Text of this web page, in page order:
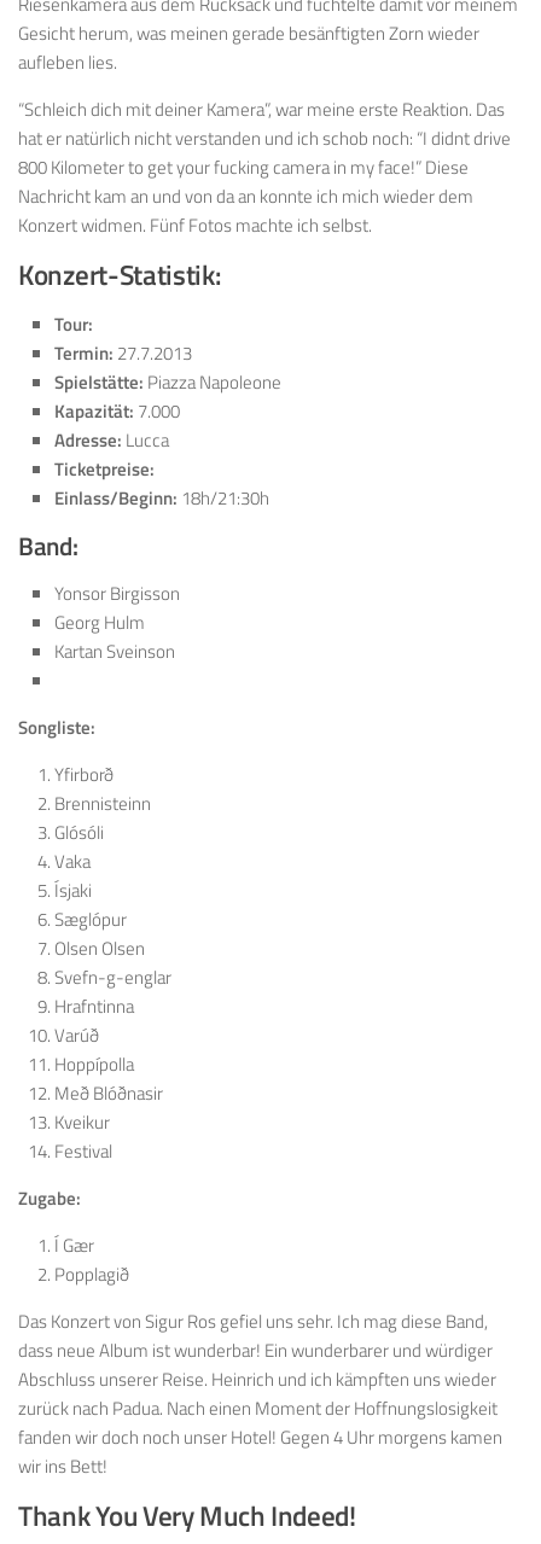
Gesicht herum, was meinen gerade besänftigten Zorn wieder
aufleben lies.
“Schleich dich mit deiner Kamera”, war meine erste Reaktion. Das
hat er natürlich nicht verstanden und ich schob noch: “I didnt drive
800 Kilometer to get your fucking camera in my face!” Diese
Nachricht kam an und von da an konnte ich mich wieder dem
Konzert widmen. Fünf Fotos machte ich selbst.
Konzert-Statistik:
Tour:
Termin: 27.7.2013
Spielstätte: Piazza Napoleone
Kapazität: 7.000
Adresse: Lucca
Ticketpreise:
Einlass/Beginn: 18h/21:30h
Band:
Yonsor Birgisson
Georg Hulm
Kartan Sveinson
Songliste:
Yfirborð
Brennisteinn
Glósóli
Vaka
Ísjaki
Sæglópur
Olsen Olsen
Svefn-g-englar
Hrafntinna
Varúð
Hoppípolla
Með Blóðnasir
Kveikur
Festival
Zugabe:
Í Gær
Popplagið
Das Konzert von Sigur Ros gefiel uns sehr. Ich mag diese Band,
dass neue Album ist wunderbar! Ein wunderbarer und würdiger
Abschluss unserer Reise. Heinrich und ich kämpften uns wieder
zurück nach Padua. Nach einen Moment der Hoffnungslosigkeit
fanden wir doch noch unser Hotel! Gegen 4 Uhr morgens kamen
wir ins Bett!
Thank You Very Much Indeed!